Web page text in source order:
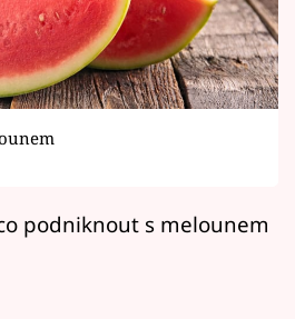
Vary
podniknout s melounem